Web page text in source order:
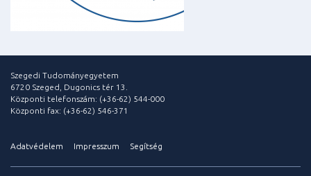
Szegedi Tudományegyetem
6720 Szeged, Dugonics tér 13.
Központi telefonszám: (+36-62) 544-000
Központi fax: (+36-62) 546-371
Adatvédelem Impresszum Segítség